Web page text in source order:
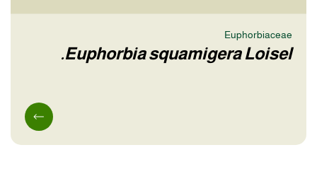
Euphorbiaceae
Euphorbia squamigera Loisel.